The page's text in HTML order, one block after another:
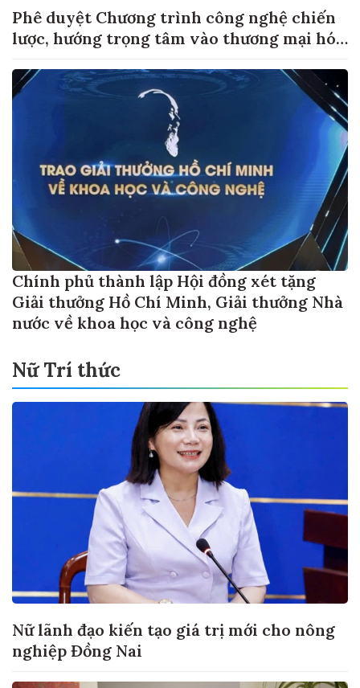
Phê duyệt Chương trình công nghệ chiến
lược, hướng trọng tâm vào thương mại hóa
Chính phủ thành lập Hội đồng xét tặng
Giải thưởng Hồ Chí Minh, Giải thưởng Nhà
nước về khoa học và công nghệ
Nữ Trí thức
Nữ lãnh đạo kiến tạo giá trị mới cho nông
nghiệp Đồng Nai